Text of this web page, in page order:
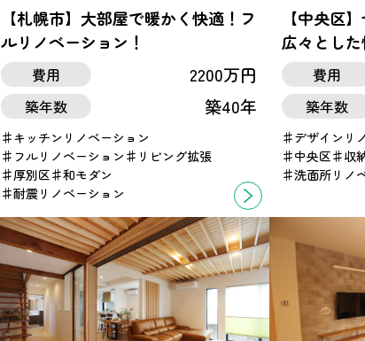
【札幌市】大部屋で暖かく快適！フ
ルリノベーション！
費用 2200万円
築年数 築40年
キッチンリノベーション
フルリノベーション
リビング拡張
厚別区
和モダン
耐震リノベーション
【中央区
広々とした
費用
築年数
デザインリ
中央区
収
洗面所リノ